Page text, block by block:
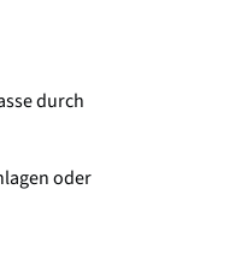
durch
oder